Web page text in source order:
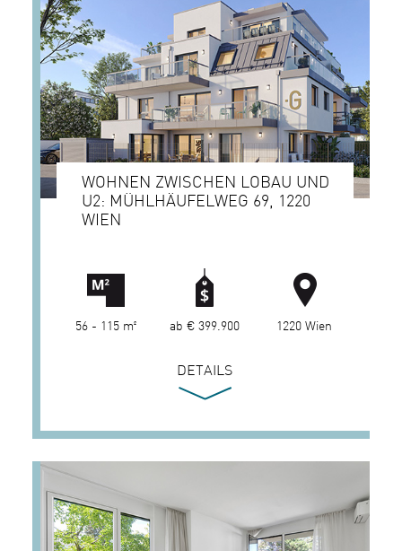
WOHNEN ZWISCHEN LOBAU UND
U2: MÜHLHÄUFELWEG 69, 1220
WIEN
56 - 115 m² ab € 399.900 1220 Wien
DETAILS